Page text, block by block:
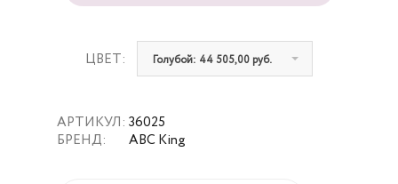
АРТИКУЛ:
БРЕНД:
36025
ABC King
ЦВЕТ: Голубой: 44 505,00 руб.